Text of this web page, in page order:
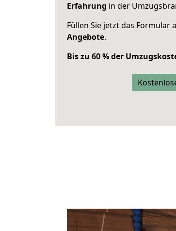
Erfahrung in der
Füllen Sie jetzt das Formular
Angebote.
Bis zu 60 % der